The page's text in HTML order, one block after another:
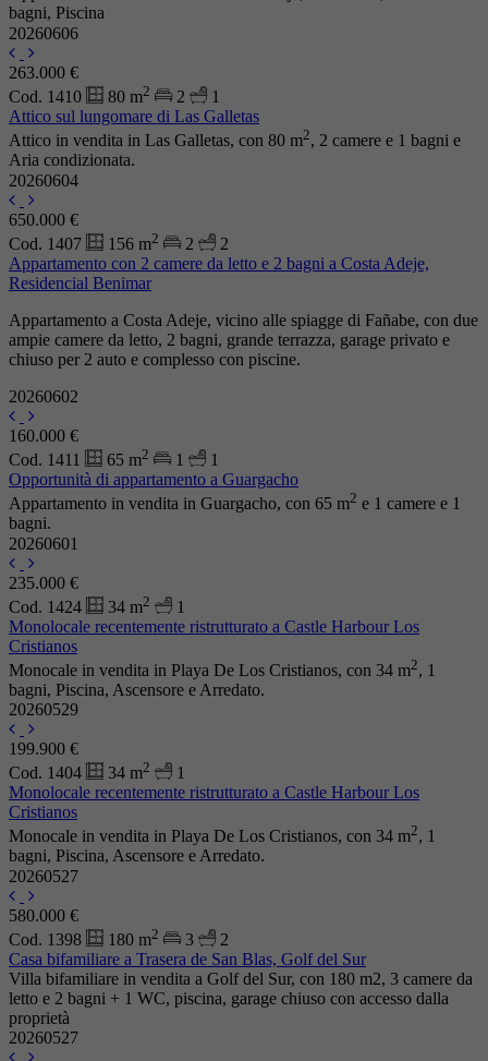
bagni, Piscina
20260606
263.000 €
Cod. 1410
80 m2 2
1
Attico sul lungomare di Las Galletas
Attico in vendita in Las Galletas, con 80 m2, 2 camere e 1 bagni e
Aria condizionata.
20260604
650.000 €
Cod. 1407
156 m2 2
2
Appartamento con 2 camere da letto e 2 bagni a Costa Adeje,
Residencial Benimar
Appartamento a Costa Adeje, vicino alle spiagge di Fañabe, con due
ampie camere da letto, 2 bagni, grande terrazza, garage privato e
chiuso per 2 auto e complesso con piscine.
20260602
160.000 €
Cod. 1411
65 m2 1
1
Opportunità di appartamento a Guargacho
Appartamento in vendita in Guargacho, con 65 m2 e 1 camere e 1
bagni.
20260601
235.000 €
Cod. 1424
34 m2
1
Monolocale recentemente ristrutturato a Castle Harbour Los
Cristianos
Monocale in vendita in Playa De Los Cristianos, con 34 m2, 1
bagni, Piscina, Ascensore e Arredato.
20260529
199.900 €
Cod. 1404
34 m2
1
Monolocale recentemente ristrutturato a Castle Harbour Los
Cristianos
Monocale in vendita in Playa De Los Cristianos, con 34 m2, 1
bagni, Piscina, Ascensore e Arredato.
20260527
580.000 €
Cod. 1398
180 m2 3
2
Casa bifamiliare a Trasera de San Blas, Golf del Sur
Villa bifamiliare in vendita a Golf del Sur, con 180 m2, 3 camere da
letto e 2 bagni + 1 WC, piscina, garage chiuso con accesso dalla
proprietà
20260527